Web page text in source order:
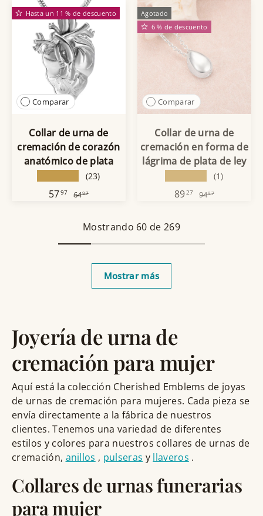
Hasta un 11 % de descuento
Comparar
Collar de urna de
cremación de corazón
anatómico de plata
(23)
5797 6497
Agotado
6 % de descuento
Comparar
Collar de urna de
cremación en forma de
lágrima de plata de ley
(1)
8927 9497
Mostrando 60 de 269
Mostrar más
Joyería de urna de
cremación para mujer
Aquí está la colección Cherished Emblems de joyas
de urnas de cremación para mujeres. Cada pieza se
envía directamente a la fábrica de nuestros
clientes. Tenemos una variedad de diferentes
estilos y colores para nuestros collares de urnas de
cremación, anillos , pulseras y llaveros .
Collares de urnas funerarias
para mujer